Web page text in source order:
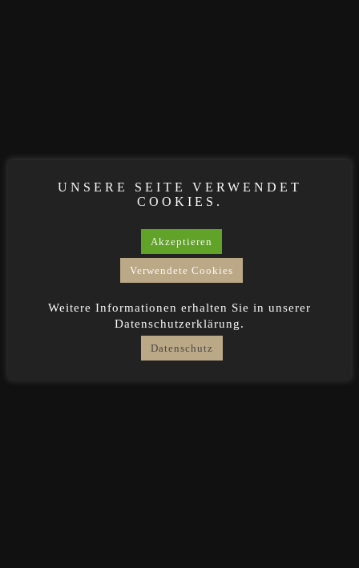
UNSERE SEITE VERWENDET
COOKIES.
Akzeptieren
Verwendete Cookies
Weitere Informationen erhalten Sie in unserer
Datenschutzerklärung.
Datenschutz